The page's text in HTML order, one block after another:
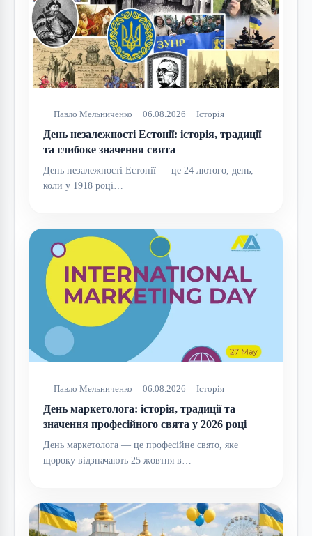
Павло Мельниченко 06.08.2026 Історія
День незалежності Естонії: історія, традиції
та глибоке значення свята
День незалежності Естонії — це 24 лютого, день,
коли у 1918 році…
Павло Мельниченко 06.08.2026 Історія
День маркетолога: історія, традиції та
значення професійного свята у 2026 році
День маркетолога — це професійне свято, яке
щороку відзначають 25 жовтня в…